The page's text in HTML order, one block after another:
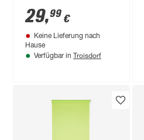
130 cm
29,99 €
Keine Lieferung nach
Hause
Verfügbar in Troisdorf